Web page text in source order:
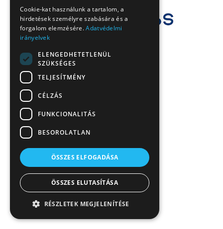
Cookie-kat használunk a tartalom, a
hirdetések személyre szabására és a
forgalom elemzésére.Adatvédelmi
irányelvek
ELENGEDHETETLENÜL
SZÜKSÉGES
TELJESÍTMÉNY
CÉLZÁS
FUNKCIONALITÁS
BESOROLATLAN
ÖSSZES ELFOGADÁSA
ÖSSZES ELUTASÍTÁSA
RÉSZLETEK MEGJELENÍTÉSE